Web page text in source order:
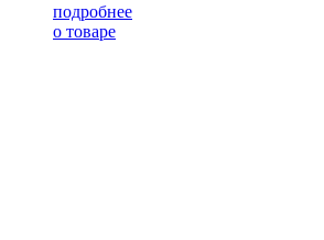
подробнее
о товаре